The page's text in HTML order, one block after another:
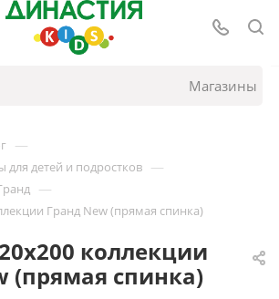
Магазины
—
детей и подростков —
—
Гранд New (прямая спинка)
коллекции
(прямая спинка)